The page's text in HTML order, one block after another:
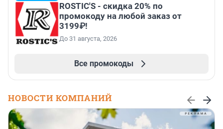
ROSTIC'S - скидка 20% по
промокоду на любой заказ от
3199₽!
До 31 августа, 2026
Все промокоды
НОВОСТИ КОМПАНИЙ